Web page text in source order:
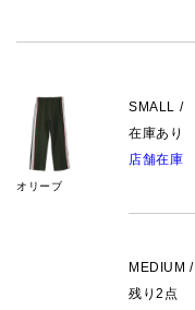
オリーブ
SMALL /
在庫あり
店舗在庫
MEDIUM /
残り2点